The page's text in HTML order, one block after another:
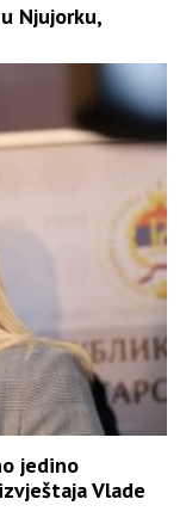
Njujorku,
jedino
Vlade